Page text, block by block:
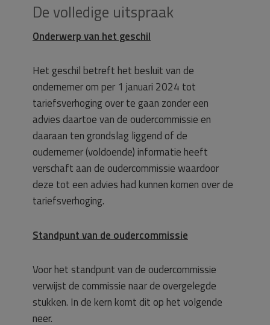
De volledige uitspraak
Onderwerp van het geschil
Het geschil betreft het besluit van de
ondernemer om per 1 januari 2024 tot
tariefsverhoging over te gaan zonder een
advies daartoe van de oudercommissie en
daaraan ten grondslag liggend of de
oudernemer (voldoende) informatie heeft
verschaft aan de oudercommissie waardoor
deze tot een advies had kunnen komen over de
tariefsverhoging.
Standpunt van de oudercommissie
Voor het standpunt van de oudercommissie
verwijst de commissie naar de overgelegde
stukken. In de kern komt dit op het volgende
neer.